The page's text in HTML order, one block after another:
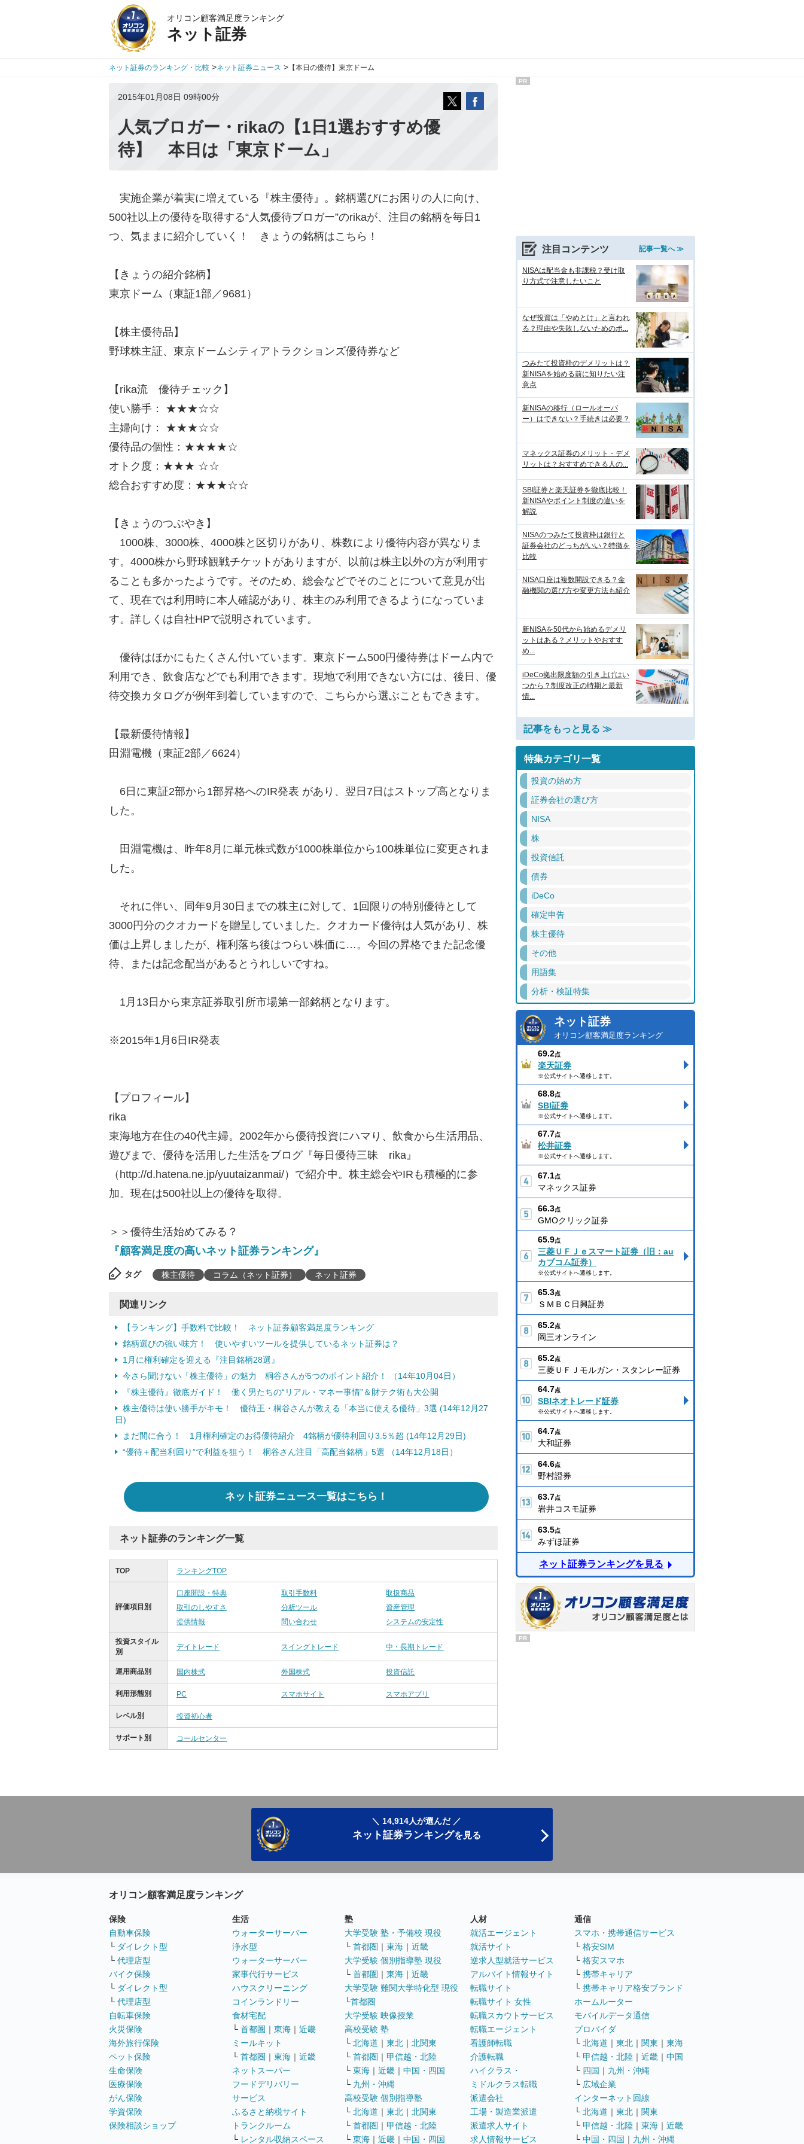
オリコン顧客満足度ランキング
ネット証券
ネット証券のランキング・比較 >ネット証券ニュース > 【本日の優待】東京ドーム
2015年01月08日 09時00分
人気ブロガー・rikaの【1日1選おすすめ優
待】 本日は「東京ドーム」
実施企業が着実に増えている『株主優待』。銘柄選びにお困りの人に向け、
500社以上の優待を取得する“人気優待ブロガー”のrikaが、注目の銘柄を毎日1
つ、気ままに紹介していく！ きょうの銘柄はこちら！
【きょうの紹介銘柄】
東京ドーム（東証1部／9681）
【株主優待品】
野球株主証、東京ドームシティアトラクションズ優待券など
【rika流 優待チェック】
使い勝手： ★★★☆☆
主婦向け： ★★★☆☆
優待品の個性：★★★★☆
オトク度：★★★ ☆☆
総合おすすめ度：★★★☆☆
【きょうのつぶやき】
1000株、3000株、4000株と区切りがあり、株数により優待内容が異なりま
す。4000株から野球観戦チケットがありますが、以前は株主以外の方が利用す
ることも多かったようです。そのため、総会などでそのことについて意見が出
て、現在では利用時に本人確認があり、株主のみ利用できるようになっていま
す。詳しくは自社HPで説明されています。
優待はほかにもたくさん付いています。東京ドーム500円優待券はドーム内で
利用でき、飲食店などでも利用できます。現地で利用できない方には、後日、優
待交換カタログが例年到着していますので、こちらから選ぶこともできます。
【最新優待情報】
田淵電機（東証2部／6624）
6日に東証2部から1部昇格へのIR発表 があり、翌日7日はストップ高となりま
した。
田淵電機は、昨年8月に単元株式数が1000株単位から100株単位に変更されま
した。
それに伴い、同年9月30日までの株主に対して、1回限りの特別優待として
3000円分のクオカードを贈呈していました。クオカード優待は人気があり、株
価は上昇しましたが、権利落ち後はつらい株価に…。今回の昇格でまた記念優
待、または記念配当があるとうれしいですね。
1月13日から東京証券取引所市場第一部銘柄となります。
※2015年1月6日IR発表
【プロフィール】
rika
東海地方在住の40代主婦。2002年から優待投資にハマり、飲食から生活用品、
遊びまで、優待を活用した生活をブログ『毎日優待三昧 rika』
（http://d.hatena.ne.jp/yuutaizanmai/）で紹介中。株主総会やIRも積極的に参
加。現在は500社以上の優待を取得。
＞＞優待生活始めてみる？
『顧客満足度の高いネット証券ランキング』
タグ 株主優待 コラム（ネット証券） ネット証券
関連リンク
【ランキング】手数料で比較！ ネット証券顧客満足度ランキング
銘柄選びの強い味方！ 使いやすいツールを提供しているネット証券は？
1月に権利確定を迎える『注目銘柄28選』
今さら聞けない「株主優待」の魅力 桐谷さんが5つのポイント紹介！ （14年10月04日）
『株主優待』徹底ガイド！ 働く男たちの“リアル・マネー事情”＆財テク術も大公開
株主優待は使い勝手がキモ！ 優待王・桐谷さんが教える「本当に使える優待」3選 (14年12月27
日)
まだ間に合う！ 1月権利確定のお得優待紹介 4銘柄が優待利回り3.5％超 (14年12月29日)
“優待＋配当利回り”で利益を狙う！ 桐谷さん注目「高配当銘柄」5選 （14年12月18日）
ネット証券ニュース一覧はこちら！
ネット証券のランキング一覧
TOP ランキングTOP
評価項目別
口座開設・特典 取引手数料
取扱商品
取引のしやすさ
分析ツール
資産管理
提供情報
問い合わせ システムの安定性
投資スタイル
別
デイトレード スイングトレード 中・長期トレード
運用商品別 国内株式 外国株式 投資信託
利用形態別 PC スマホサイト スマホアプリ
レベル別 投資初心者
サポート別 コールセンター
PR
注目コンテンツ 記事一覧へ ≫
NISAは配当金も非課税？受け取
り方式で注意したいこと
なぜ投資は「やめとけ」と言われ
る？理由や失敗しないためのポ...
つみたて投資枠のデメリットは？
新NISAを始める前に知りたい注
意点
新NISAの移行（ロールオーバ
ー）はできない？手続きは必要？
マネックス証券のメリット・デメ
リットは？おすすめできる人の...
SBI証券と楽天証券を徹底比較！
新NISAやポイント制度の違いを
解説
NISAのつみたて投資枠は銀行と
証券会社のどっちがいい？特徴を
比較
NISA口座は複数開設できる？金
融機関の選び方や変更方法も紹介
新NISAを50代から始めるデメリ
ットはある？メリットやおすす
め...
iDeCo拠出限度額の引き上げはい
つから？制度改正の時期と最新
情...
記事をもっと見る ≫
特集カテゴリ一覧
投資の始め方
証券会社の選び方
NISA
株
投資信託
債券
iDeCo
確定申告
株主優待
その他
用語集
分析・検証特集
ネット証券
オリコン顧客満足度ランキング
69.2点
楽天証券
※公式サイトへ遷移します。
68.8点
SBI証券
※公式サイトへ遷移します。
67.7点
松井証券
※公式サイトへ遷移します。
67.1点
マネックス証券
66.3点
GMOクリック証券
65.9点
三菱ＵＦＪｅスマート証券（旧：au
カブコム証券）
※公式サイトへ遷移します。
65.3点
ＳＭＢＣ日興証券
65.2点
岡三オンライン
65.2点
三菱ＵＦＪモルガン・スタンレー証券
64.7点
SBIネオトレード証券
※公式サイトへ遷移します。
64.7点
大和証券
64.6点
野村證券
63.7点
岩井コスモ証券
63.5点
みずほ証券
ネット証券ランキングを見る
PR
＼ 14,914人が選んだ ／
ネット証券ランキングを見る
オリコン顧客満足度ランキング
保険
自動車保険
└ ダイレクト型
└ 代理店型
バイク保険
└ ダイレクト型
└ 代理店型
自転車保険
火災保険
海外旅行保険
ペット保険
生命保険
医療保険
がん保険
学資保険
保険相談ショップ
生活
ウォーターサーバー
浄水型
ウォーターサーバー
家事代行サービス
ハウスクリーニング
コインランドリー
食材宅配
└ 首都圏 ｜ 東海 ｜ 近畿
ミールキット
└ 首都圏 ｜ 東海 ｜ 近畿
ネットスーパー
フードデリバリー
サービス
ふるさと納税サイト
トランクルーム
└ レンタル収納スペース
塾
大学受験 塾・予備校 現役
└ 首都圏 ｜ 東海 ｜ 近畿
大学受験 個別指導塾 現役
└ 首都圏 ｜ 東海 ｜ 近畿
大学受験 難関大学特化型 現役
└首都圏
大学受験 映像授業
高校受験 塾
└ 北海道 ｜ 東北 ｜ 北関東
└ 首都圏 ｜ 甲信越・北陸
└ 東海 ｜ 近畿 ｜ 中国・四国
└ 九州・沖縄
高校受験 個別指導塾
└ 北海道 ｜ 東北 ｜ 北関東
└ 首都圏 ｜ 甲信越・北陸
└ 東海 ｜ 近畿 ｜ 中国・四国
人材
就活エージェント
就活サイト
逆求人型就活サービス
アルバイト情報サイト
転職サイト
転職サイト 女性
転職スカウトサービス
転職エージェント
看護師転職
介護転職
ハイクラス・
ミドルクラス転職
派遣会社
工場・製造業派遣
派遣求人サイト
求人情報サービス
通信
スマホ・携帯通信サービス
└ 格安SIM
└ 格安スマホ
└ 携帯キャリア
└ 携帯キャリア格安ブランド
ホームルーター
モバイルデータ通信
プロバイダ
└ 北海道 ｜ 東北 ｜ 関東 ｜ 東海
└ 甲信越・北陸 ｜ 近畿 ｜ 中国
└ 四国 ｜ 九州・沖縄
└ 広域企業
インターネット回線
└ 北海道 ｜ 東北 ｜ 関東
└ 甲信越・北陸 ｜ 東海 ｜ 近畿
└ 中国・四国 ｜ 九州・沖縄